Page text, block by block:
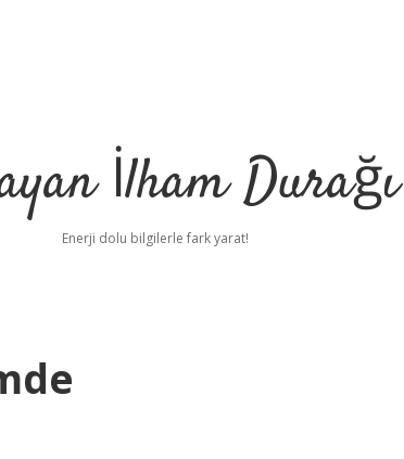
İlham Durağı
Enerji dolu bilgilerle fark yarat!